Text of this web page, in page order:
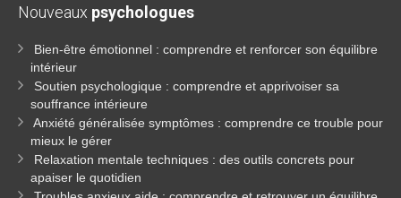
Nouveaux psychologues
Bien-être émotionnel : comprendre et renforcer son équilibre
intérieur
Soutien psychologique : comprendre et apprivoiser sa
souffrance intérieure
Anxiété généralisée symptômes : comprendre ce trouble pour
mieux le gérer
Relaxation mentale techniques : des outils concrets pour
apaiser le quotidien